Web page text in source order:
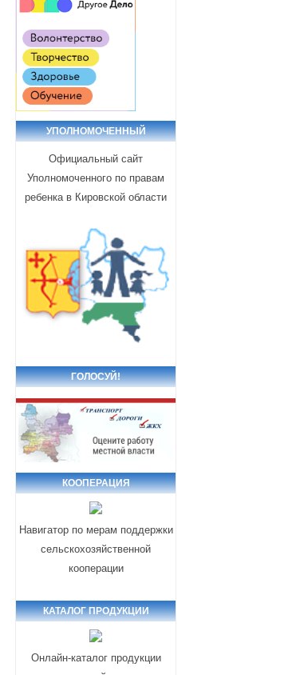
УПОЛНОМОЧЕННЫЙ
Официальный сайт
Уполномоченного по правам
ребенка в Кировской области
ГОЛОСУЙ!
КООПЕРАЦИЯ
Навигатор по мерам поддержки
сельскохозяйственной
кооперации
КАТАЛОГ ПРОДУКЦИИ
Онлайн-каталог продукции